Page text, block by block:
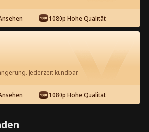
Lieber Ehemann, lösch
Kompletter Film
43 44 45
1080p Hohe Qualität
Jederzeit kündbar.
1080p Hohe Qualität